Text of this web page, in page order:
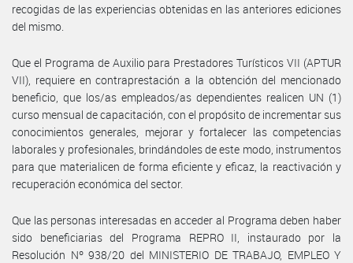
recogidas de las experiencias obtenidas en las anteriores ediciones
del mismo.
Que el Programa de Auxilio para Prestadores Turísticos VII (APTUR
VII), requiere en contraprestación a la obtención del mencionado
beneficio, que los/as empleados/as dependientes realicen UN (1)
curso mensual de capacitación, con el propósito de incrementar sus
conocimientos generales, mejorar y fortalecer las competencias
laborales y profesionales, brindándoles de este modo, instrumentos
para que materialicen de forma eficiente y eficaz, la reactivación y
recuperación económica del sector.
Que las personas interesadas en acceder al Programa deben haber
sido beneficiarias del Programa REPRO II, instaurado por la
Resolución Nº 938/20 del MINISTERIO DE TRABAJO, EMPLEO Y